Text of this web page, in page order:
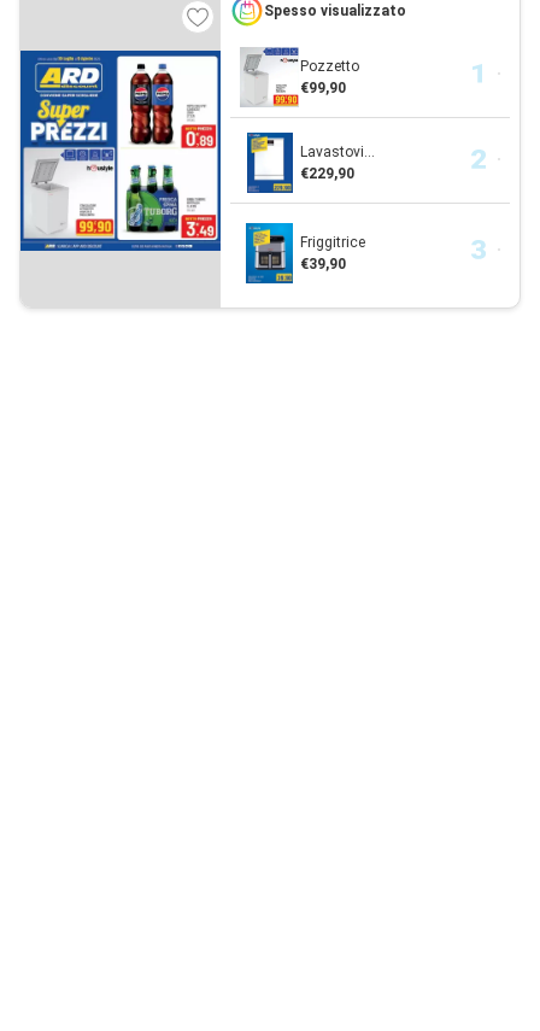
Spesso visualizzato
Pozzetto
€99,90
Lavastovi...
€229,90
Friggitrice
€39,90